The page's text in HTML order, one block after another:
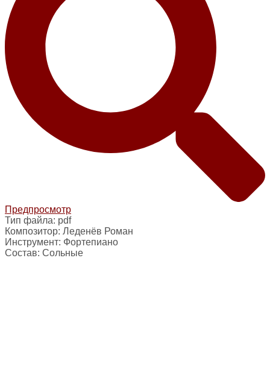
Предпросмотр
Тип файла: pdf
Композитор: Леденёв Роман
Инструмент: Фортепиано
Состав: Сольные